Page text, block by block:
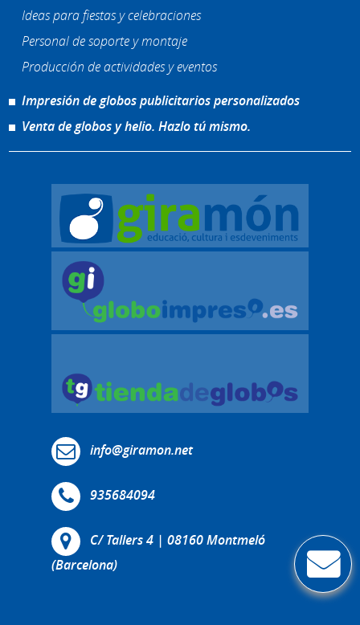
Ideas para fiestas y celebraciones
Personal de soporte y montaje
Producción de actividades y eventos
Impresión de globos publicitarios personalizados
Venta de globos y helio. Hazlo tú mismo.
info@giramon.net
935684094
C/ Tallers 4 | 08160 Montmeló
(Barcelona)